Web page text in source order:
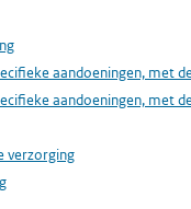
aandoeningen, met
aandoeningen, met
verzorging